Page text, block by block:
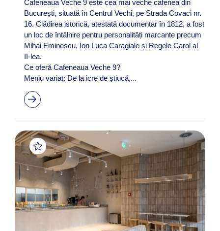
Cafeneaua Veche 9 este cea mai veche cafenea din
București, situată în Centrul Vechi, pe Strada Covaci nr.
16. Clădirea istorică, atestată documentar în 1812, a fost
un loc de întâlnire pentru personalități marcante precum
Mihai Eminescu, Ion Luca Caragiale și Regele Carol al
II-lea. ​
Ce oferă Cafeneaua Veche 9?
Meniu variat: De la icre de știucă,...